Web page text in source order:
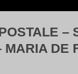
–
MARIA DE